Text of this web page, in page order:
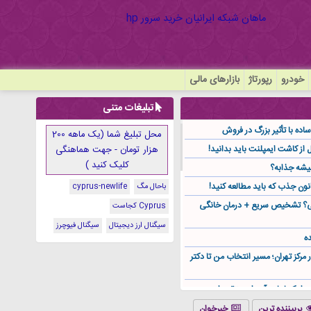
خودرو رپورتاژ بازارهای مالی
با تأثیر بزرگ در فروش
جذابه؟
جذب که باید مطالعه کنید!
تشخیص سریع + درمان خانگی
مرکز تهران؛ مسیر انتخاب من تا دکتر
کجا باید آن را مستقیم از
تبلیغات متنی
محل تبلیغ شما (یک ماهه 200
هزار تومان - جهت هماهنگی
کلیک کنید )
باحال مگ
cyprus-newlife
Cyprus کجاست
سیگنال ارز دیجیتال
سیگنال فیوچرز